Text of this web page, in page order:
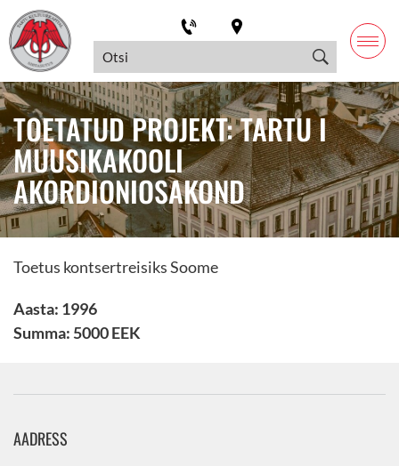
TOETATUD PROJEKT: TARTU I
MUUSIKAKOOLI
AKORDIONIOSAKOND
Toetus kontsertreisiks Soome
Aasta: 1996
Summa: 5000 EEK
AADRESS